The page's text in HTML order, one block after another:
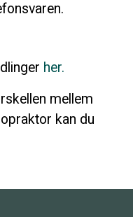
her.
mellem
kan du